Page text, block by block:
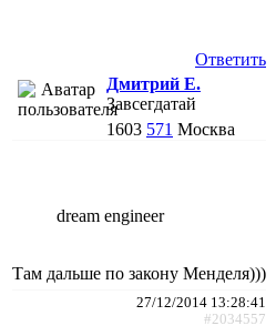
Ответить
Дмитрий Е.
Завсегдатай
1603 571 Москва
dream engineer
Там дальше по закону Менделя)))
27/12/2014 13:28:41
#2034557